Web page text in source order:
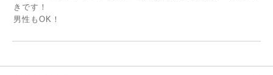
きです！
男性もOK！